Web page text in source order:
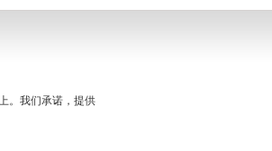
。我们承诺，提供